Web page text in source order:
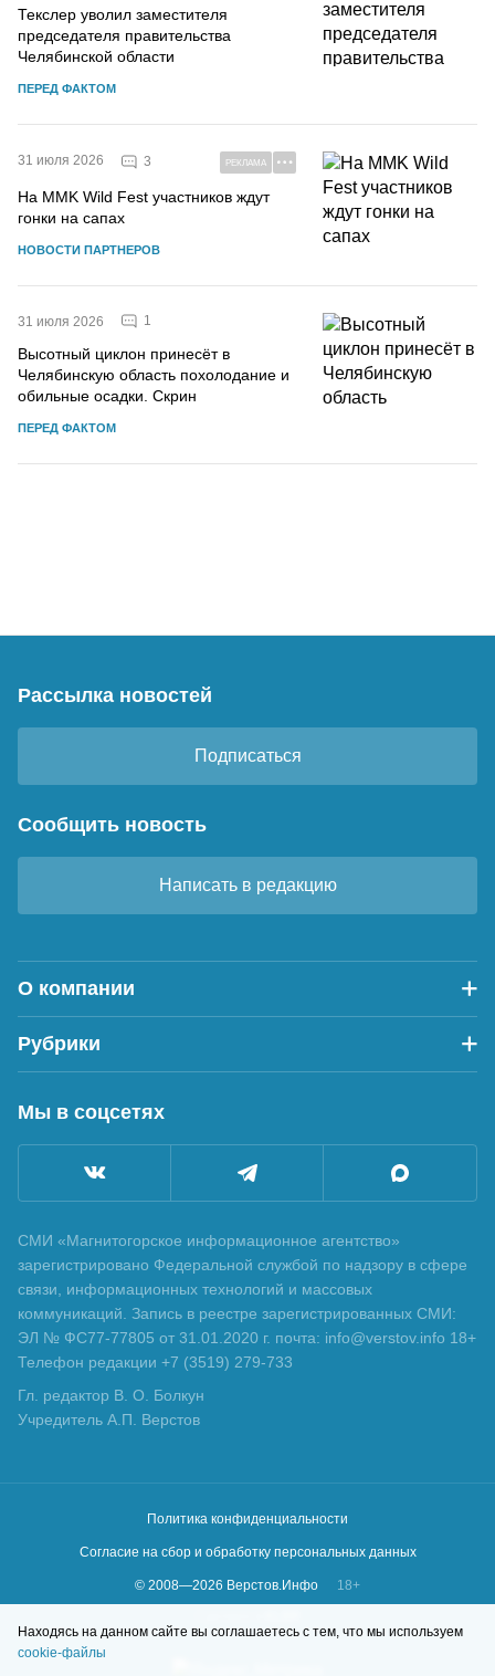
Текслер уволил заместителя
председателя правительства
Челябинской области
ПЕРЕД ФАКТОМ
31 июля 2026 3 РЕКЛАМА
На MMK Wild Fest участников ждут
гонки на сапах
НОВОСТИ ПАРТНЕРОВ
31 июля 2026 1
Высотный циклон принесёт в
Челябинскую область похолодание и
обильные осадки. Скрин
ПЕРЕД ФАКТОМ
Рассылка новостей
Подписаться
Сообщить новость
Написать в редакцию
О компании
Рубрики
Мы в соцсетях
СМИ «Магнитогорское информационное агентство»
зарегистрировано Федеральной службой по надзору в сфере
связи, информационных технологий и массовых
коммуникаций. Запись в реестре зарегистрированных СМИ:
ЭЛ № ФС77-77805 от 31.01.2020 г. почта: info@verstov.info 18+
Телефон редакции +7 (3519) 279-733
Гл. редактор В. О. Болкун
Учредитель А.П. Верстов
Политика конфиденциальности
Согласие на сбор и обработку персональных данных
© 2008—2026 Верстов.Инфо
18+
Находясь на данном сайте вы соглашаетесь с тем, что мы используем
cookie-файлы